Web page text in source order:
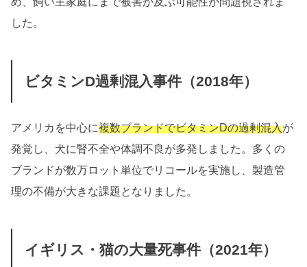
した。
ビタミンD過剰混入事件（2018年）
アメリカを中心に複数ブランドでビタミンDの過剰混入が
発覚し、犬に腎不全や体調不良が多発しました。多くの
ブランドが数万ロット単位でリコールを実施し、製造管
理の不備が大きな課題となりました。
イギリス・猫の大量死事件（2021年）